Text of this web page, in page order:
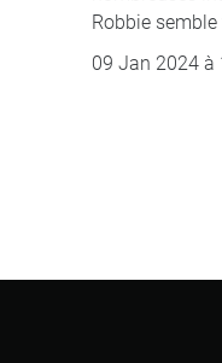
Robbie
09 Jan 2024 à